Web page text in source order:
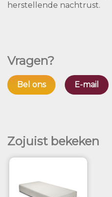
herstellende nachtrust.
Vragen?
Bel ons E-mail
Zojuist bekeken